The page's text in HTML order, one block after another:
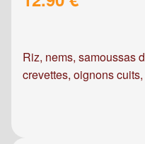
Riz, nems, samoussas
crevettes, oignons